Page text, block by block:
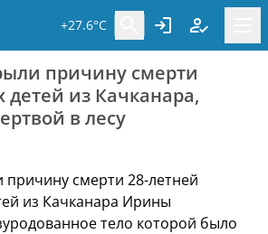
+27.6°C
причину смерти
детей из Качканара,
в лесу
смерти 28-летней
из Качканара Ирины
тело которой было